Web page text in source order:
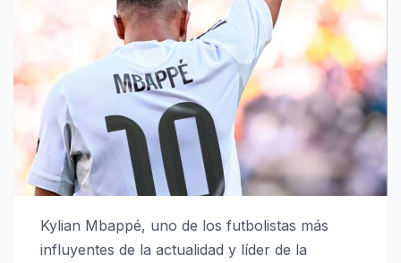
Kylian Mbappé, uno de los futbolistas más
influyentes de la actualidad y líder de la